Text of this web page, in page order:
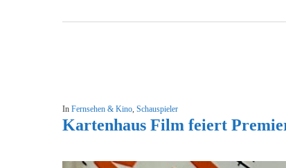
In Fernsehen & Kino, Schauspieler
Kartenhaus Film feiert